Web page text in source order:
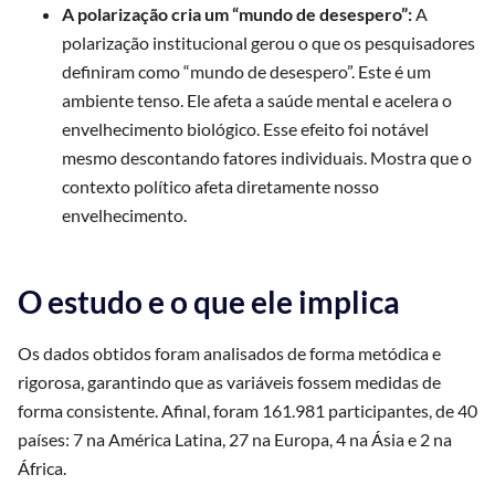
A polarização cria um “mundo de desespero”:A
polarização institucional gerou o que os pesquisadores
definiram como “mundo de desespero”. Este é um
ambiente tenso. Ele afeta a saúde mental e acelera o
envelhecimento biológico. Esse efeito foi notável
mesmo descontando fatores individuais. Mostra que o
contexto político afeta diretamente nosso
envelhecimento.
O estudo e o que ele implica
Os dados obtidos foram analisados de forma metódica e
rigorosa, garantindo que as variáveis fossem medidas de
forma consistente. Afinal, foram 161.981 participantes, de 40
países: 7 na América Latina, 27 na Europa, 4 na Ásia e 2 na
África.